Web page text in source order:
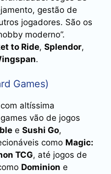
gestão de
jogadores. São os
moderno”.
to Ride, Splendor,
.
Games)
altíssima
vão de jogos
e Sushi Go,
como Magic:
TCG, até jogos de
Dominion e